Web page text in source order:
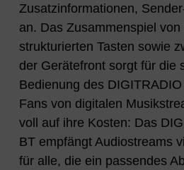
Zusatzinformationen,
an. Das Zusammenspiel
strukturierten Tasten sowie
der Gerätefront sorgt für die
Bedienung des
Fans von digitalen
voll auf ihre Kosten: Das
BT empfängt Audiostreams
für alle, die ein passendes